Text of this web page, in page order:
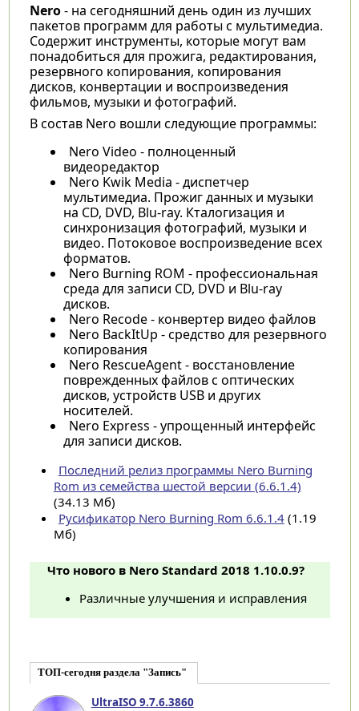
Nero- на сегодняшний день один из лучших
пакетов программ для работы с мультимедиа.
Содержит инструменты, которые могут вам
понадобиться для прожига, редактирования,
резервного копирования, копирования
дисков, конвертации и воспроизведения
фильмов, музыки и фотографий.
В состав Nero вошли следующие программы:
Nero Video - полноценный
видеоредактор
Nero Kwik Media - диспетчер
мультимедиа. Прожиг данных и музыки
на CD, DVD, Blu-ray. Кталогизация и
синхронизация фотографий, музыки и
видео. Потоковое воспроизведение всех
форматов.
Nero Burning ROM - профессиональная
среда для записи CD, DVD и Blu-ray
дисков.
Nero Recode - конвертер видео файлов
Nero BackItUp - средство для резервного
копирования
Nero RescueAgent - восстановление
поврежденных файлов с оптических
дисков, устройств USB и других
носителей.
Nero Express - упрощенный интерфейс
для записи дисков.
Последний релиз программы Nero Burning
Rom из семейства шестой версии (6.6.1.4)
(34.13 Мб)
Русификатор Nero Burning Rom 6.6.1.4(1.19
Мб)
Что нового в Nero Standard 2018 1.10.0.9?
Различные улучшения и исправления
ТОП-сегодня раздела "Запись"
UltraISO 9.7.6.3860